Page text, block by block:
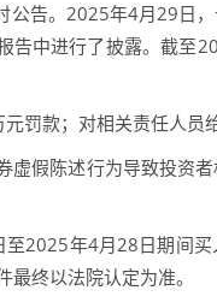
告。2025年4月29日
告中进行了披露。截至
款；对相关责任人员
假陈述行为导致投资者
2025年4月28日期间买
终以法院认定为准。